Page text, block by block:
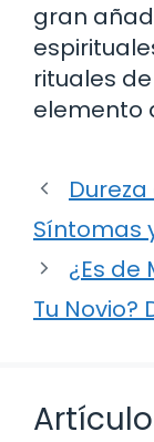
gran
rituales
elemento
Síntomas
¿Es de
Tu Novio?